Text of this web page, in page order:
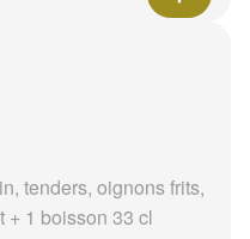
tenders, oignons frits,
+ 1 boisson 33 cl